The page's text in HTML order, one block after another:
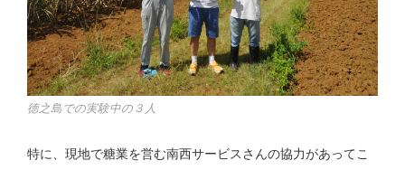
徳之島での実験中の３人
特に、現地で糖業を営む南西サービスさんの協力があってこ